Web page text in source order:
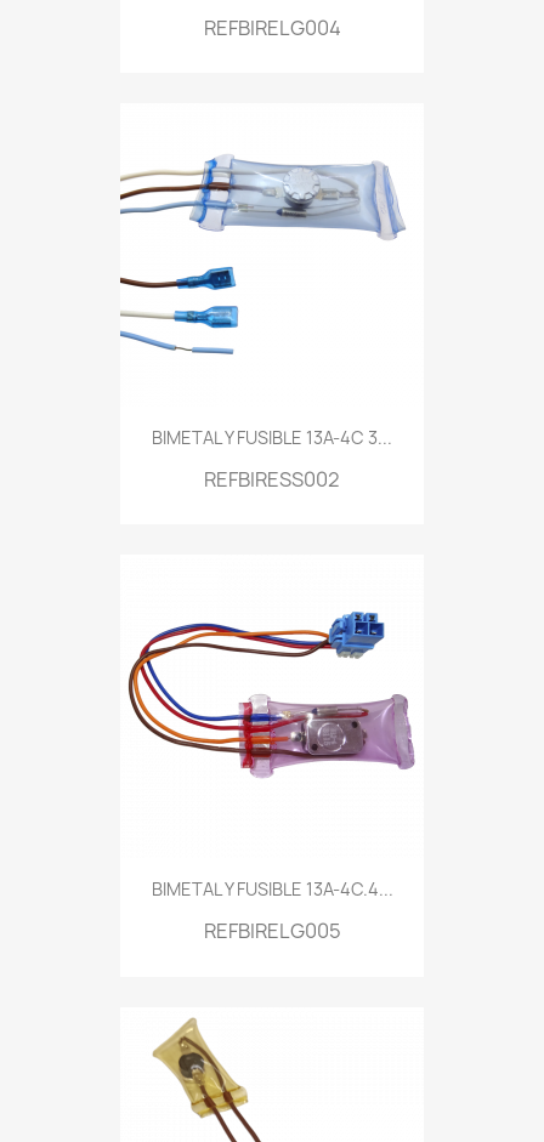
REFBIRELG004
BIMETAL Y FUSIBLE 13A-4C 3...
REFBIRESS002
BIMETAL Y FUSIBLE 13A-4C.4...
REFBIRELG005